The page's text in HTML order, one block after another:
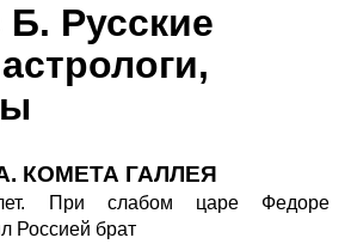
Русские
КОМЕТА ГАЛЛЕЯ
При слабом царе Федоре
Россией брат